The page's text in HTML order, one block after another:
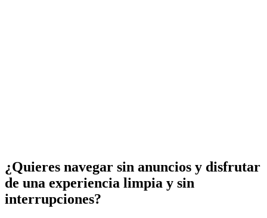
¿Quieres navegar sin anuncios y disfrutar
de una experiencia limpia y sin
interrupciones?